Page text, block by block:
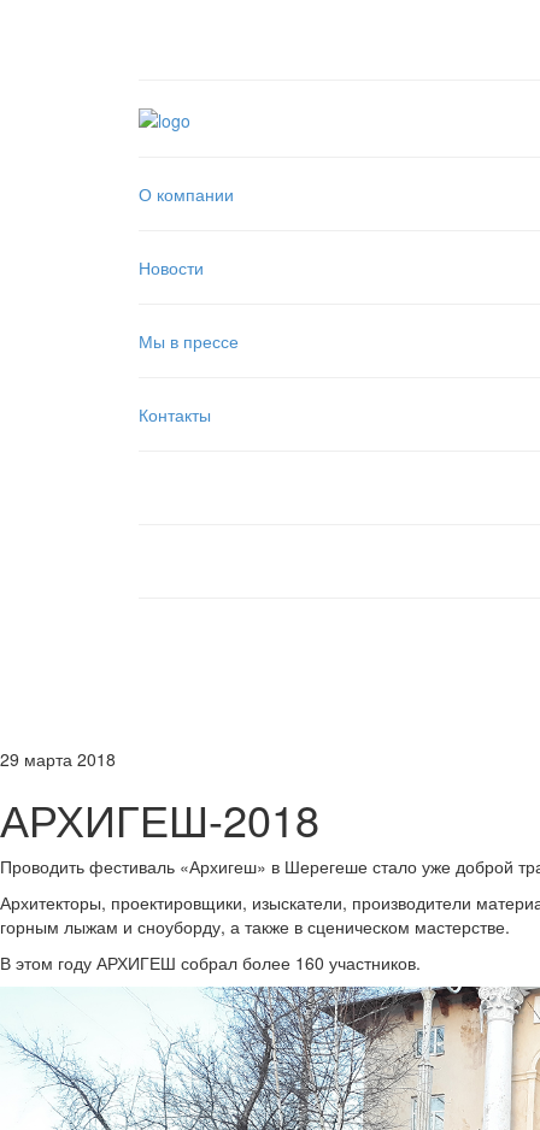
О компании
Новости
Мы в прессе
Контакты
29 марта 2018
АРХИГЕШ-2018
Проводить фестиваль «Архигеш» в Шерегеше стало уже доброй
Архитекторы, проектировщики, изыскатели, производители
горным лыжам и сноуборду, а также в сценическом мастерстве.
В этом году АРХИГЕШ собрал более 160 участников.